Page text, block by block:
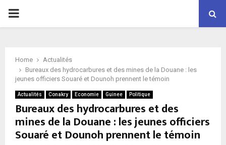
P
M
A
Home
Actualités
Bureaux des hydrocarbures et des mines de la Douane : les
jeunes officiers Souaré et Dounoh prennent le témoin
Actualités Conakry Economie Guinee Politique
Bureaux des hydrocarbures et des
mines de la Douane : les jeunes officiers
Souaré et Dounoh prennent le témoin